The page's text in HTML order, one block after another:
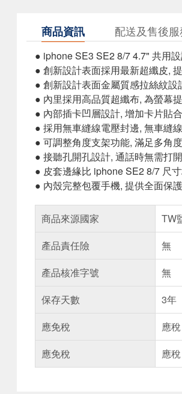
商品資訊 配送及售後
● iphone SE3 SE2 8/7 4.7" 共用
● 創新設計表面採用最新超纖皮,
● 創新設計表面金屬質感拉絲紋
● 內里採用高品質超纖布, 為螢幕
● 內部插卡凹層設計, 增加卡片貼
● 採用無車縫線電壓封邊, 無車縫
● 可調整角度支架功能, 滿足多角
● 接聽孔開孔設計, 通話時無需打
● 皮套邊緣比 iphone SE2 8/7 尺
● 內殼完整包覆手機, 提供全面保護
商品來源國家
TW
產品責任險
無
產品核准字號
無
保存天數
3年
應免稅
應稅
應免稅
應稅